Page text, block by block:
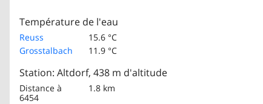
Température de l'eau
Reuss
15.6 °C
Grosstalbach
11.9 °C
Station: Altdorf, 438 m d'altitude
Distance à
6454
1.8 km